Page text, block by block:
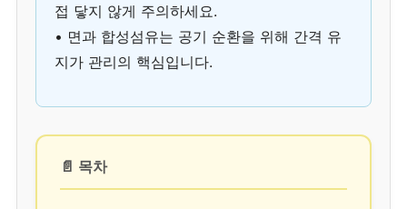
접 닿지 않게 주의하세요.
• 면과 합성섬유는 공기 순환을 위해 간격 유
지가 관리의 핵심입니다.
📄 목차